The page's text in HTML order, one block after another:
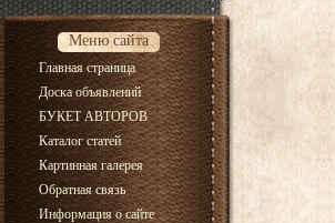
Меню сайта
Главная страница
Доска объявлений
БУКЕТ АВТОРОВ
Каталог статей
Картинная галерея
Обратная связь
Информация о сайте